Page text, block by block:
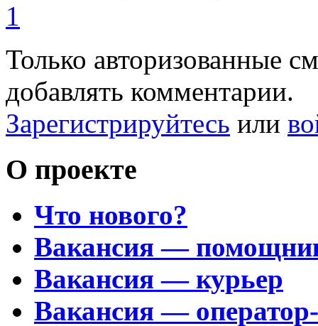
1
Только авторизованные
добавлять комментарии.
Зарегистрируйтесь или
О проекте
Что нового?
Вакансия —
Вакансия — курьер
Вакансия —